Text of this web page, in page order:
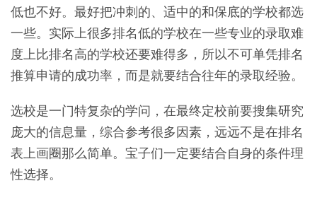
低也不好。最好把冲刺的、适中的和保底的学校都选
一些。实际上很多排名低的学校在一些专业的录取难
度上比排名高的学校还要难得多，所以不可单凭排名
推算申请的成功率，而是就要结合往年的录取经验。
选校是一门特复杂的学问，在最终定校前要搜集研究
庞大的信息量，综合参考很多因素，远远不是在排名
表上画圈那么简单。宝子们一定要结合自身的条件理
性选择。